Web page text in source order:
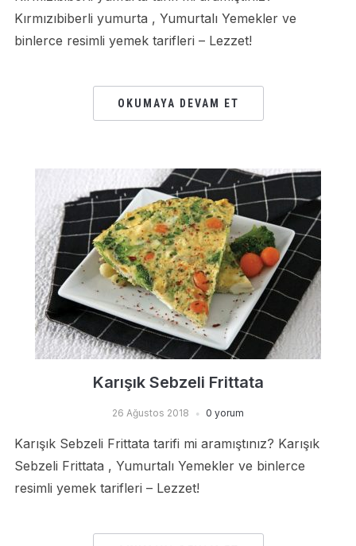
Kırmızıbiberli yumurta , Yumurtalı Yemekler ve
binlerce resimli yemek tarifleri – Lezzet!
OKUMAYA DEVAM ET
Karışık Sebzeli Frittata
26 Ağustos 2018 0 yorum
Karışık Sebzeli Frittata tarifi mi aramıştınız? Karışık
Sebzeli Frittata , Yumurtalı Yemekler ve binlerce
resimli yemek tarifleri – Lezzet!